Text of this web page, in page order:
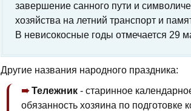
завершение санного пути и
хозяйства на летний транспорт и
В невисокосные годы отмечается 29
Другие названия народного праздника:
Тележник - старинное
обязанность хозяина по подготовке